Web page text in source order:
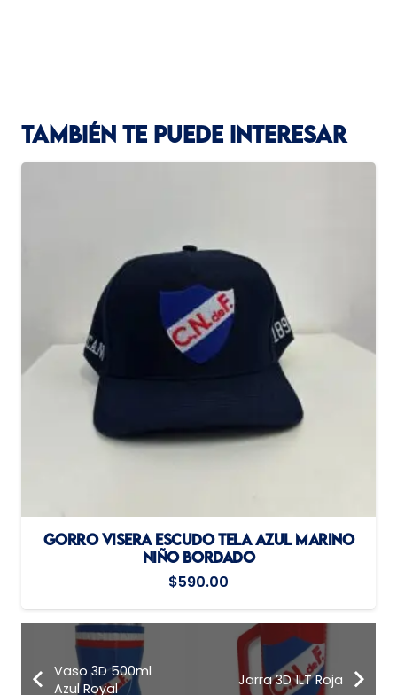
TAMBIÉN TE PUEDE INTERESAR
GORRO VISERA ESCUDO TELA AZUL MARINO
NIÑO BORDADO
$590.00
Vaso 3D 500ml
Azul Royal
Jarra 3D 1LT Roja